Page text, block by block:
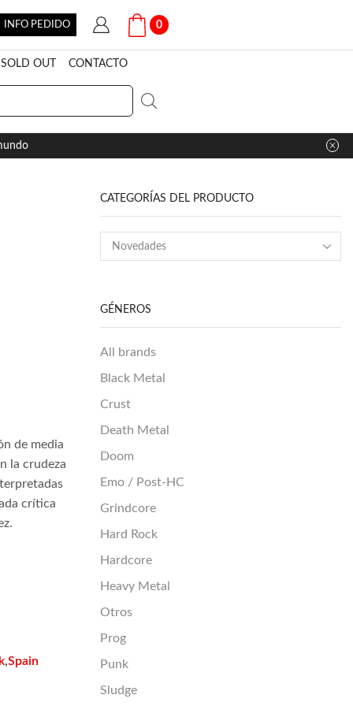
INFO PEDIDO 0
SOLD OUT CONTACTO
de media
la crudeza
crítica
,Spain
CATEGORÍAS DEL PRODUCTO
GÉNEROS
All brands
Black Metal
Crust
Death Metal
Doom
Emo / Post-HC
Grindcore
Hard Rock
Hardcore
Heavy Metal
Otros
Prog
Punk
Sludge